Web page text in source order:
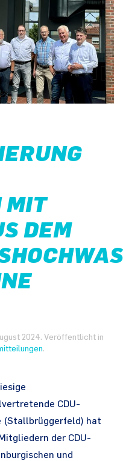
MIT
DEM
2024. Veröffentlicht in
.
CDU-
(Stallbrüggerfeld) hat
der CDU-
und